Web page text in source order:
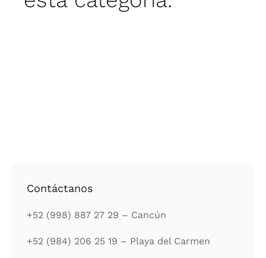
Contáctanos
+52 (998) 887 27 29 – Cancún
+52 (984) 206 25 19 – Playa del Carmen